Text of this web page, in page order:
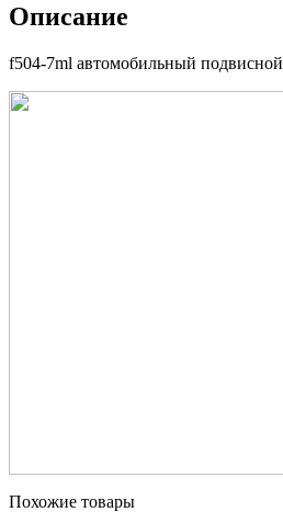
Описание
f504-7ml автомобильный подвисной
Похожие товары